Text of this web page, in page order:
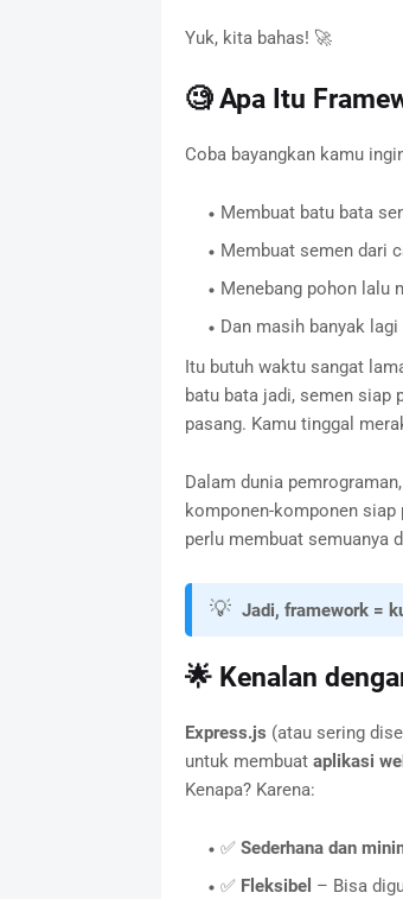
Yuk, kita bahas! 🚀
🧐 Apa Itu
Coba bayangkan kamu
Membuat batu bata
Membuat semen dari
Menebang pohon lalu
Dan masih banyak
Itu butuh waktu sangat
batu bata jadi, semen siap
pasang. Kamu tinggal
Dalam dunia pemrograman,
komponen-komponen
perlu membuat semuanya
💡 Jadi, framework =
🌟 Kenalan
Express.js (atau sering
untuk membuat aplikasi
Kenapa? Karena:
✅ Sederhana dan
✅ Fleksibel – Bisa